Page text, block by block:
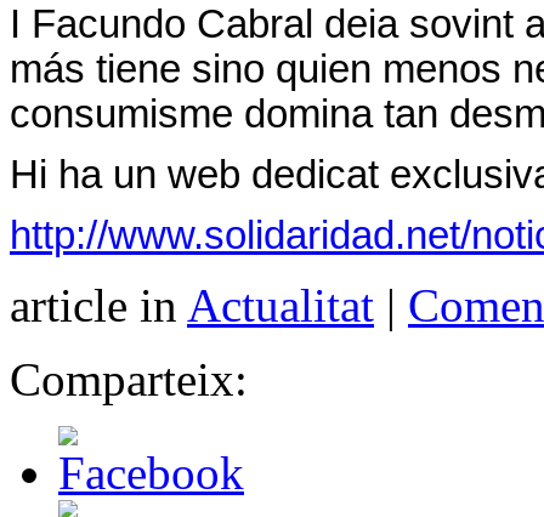
I Facundo Cabral deia sovint
más tiene sino quien menos
consumisme domina tan
Hi ha un web dedicat
http://www.solidaridad.net/
article in Actualitat |
Comparteix: